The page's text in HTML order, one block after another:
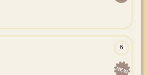
6
NEW